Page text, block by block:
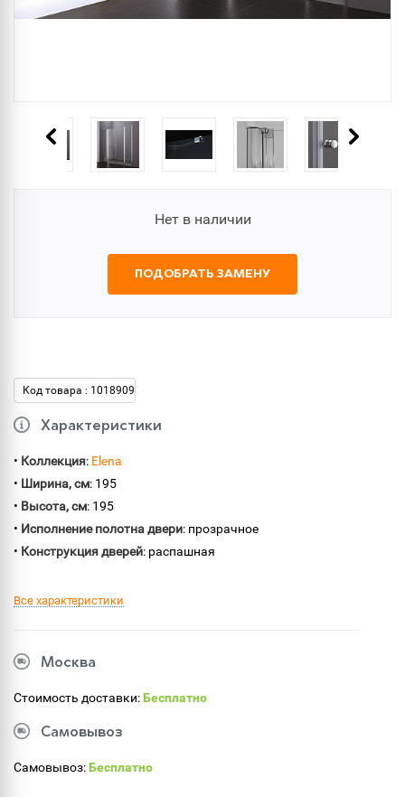
Нет в наличии
ПОДОБРАТЬ ЗАМЕНУ
Код товара : 1018909
Характеристики
• Коллекция: Elena
• Ширина, см: 195
• Высота, см: 195
• Исполнение полотна двери: прозрачное
• Конструкция дверей: распашная
Все характеристики
Москва
Стоимость доставки:Бесплатно
Самовывоз
Самовывоз:Бесплатно